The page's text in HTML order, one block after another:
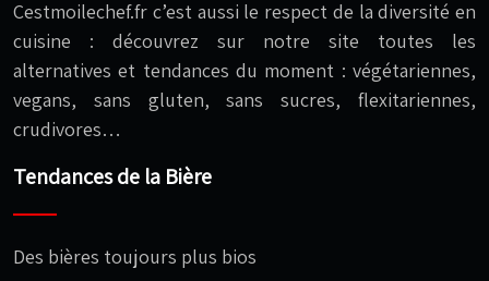
Cestmoilechef.fr c’est aussi le respect de la diversité en
cuisine : découvrez sur notre site toutes les
alternatives et tendances du moment : végétariennes,
vegans, sans gluten, sans sucres, flexitariennes,
crudivores…
Tendances de la Bière
Des bières toujours plus bios